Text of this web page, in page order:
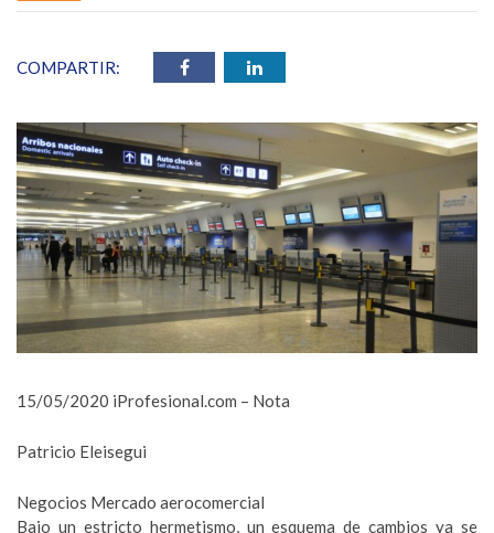
COMPARTIR:
15/05/2020 iProfesional.com – Nota
Patricio Eleisegui
Negocios Mercado aerocomercial
Bajo un estricto hermetismo, un esquema de cambios ya se